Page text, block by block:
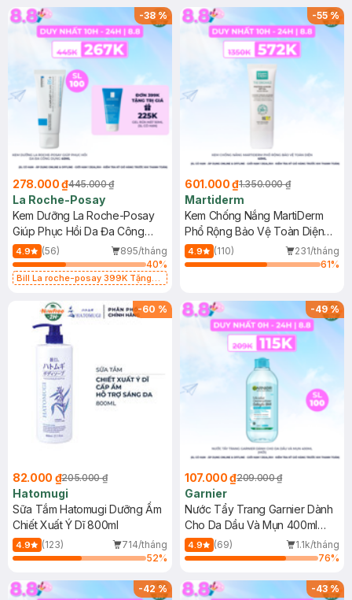
-38%
278.000 ₫445.000 ₫
La Roche-Posay
Kem Dưỡng La Roche-Posay
Giúp Phục Hồi Da Đa Công
Dụng 40ml
4.9 (56)
895/tháng
40%
Bill La roche-posay 399K Tặng
(SL có hạn)
-55%
601.000 ₫1.350.000 ₫
Martiderm
Kem Chống Nắng MartiDerm
Phổ Rộng Bảo Vệ Toàn Diện
40ml
4.9 (110)
231/tháng
61%
-60 %
82.000 ₫205.000 ₫
Hatomugi
Sữa Tắm Hatomugi Dưỡng Ẩm
Chiết Xuất Ý Dĩ 800ml
4.9 (123)
714/tháng
52%
-49%
107.000 ₫209.000 ₫
Garnier
Nước Tẩy Trang Garnier Dành
Cho Da Dầu Và Mụn 400ml
(Mới)
4.9 (69)
1.1k/tháng
76%
-42% -43%